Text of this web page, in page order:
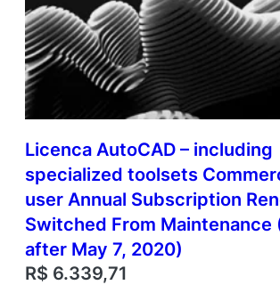
Licenca AutoCAD – including
specialized toolsets
user Annual Subscription
Switched From Maintenance
after May 7, 2020)
R$ 6.339,71